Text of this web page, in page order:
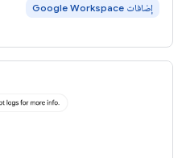
إضافات Google Workspace